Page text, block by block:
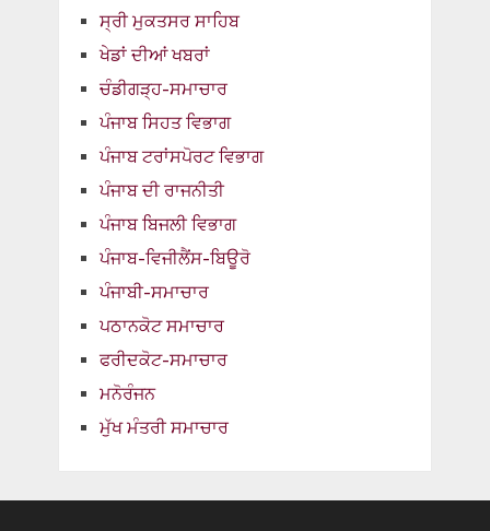
ਸ੍ਰੀ ਮੁਕਤਸਰ ਸਾਹਿਬ
ਖੇਡਾਂ ਦੀਆਂ ਖਬਰਾਂ
ਚੰਡੀਗੜ੍ਹ-ਸਮਾਚਾਰ
ਪੰਜਾਬ ਸਿਹਤ ਵਿਭਾਗ
ਪੰਜਾਬ ਟਰਾਂਸਪੋਰਟ ਵਿਭਾਗ
ਪੰਜਾਬ ਦੀ ਰਾਜਨੀਤੀ
ਪੰਜਾਬ ਬਿਜਲੀ ਵਿਭਾਗ
ਪੰਜਾਬ-ਵਿਜੀਲੈਂਸ-ਬਿਊਰੋ
ਪੰਜਾਬੀ-ਸਮਾਚਾਰ
ਪਠਾਨਕੋਟ ਸਮਾਚਾਰ
ਫਰੀਦਕੋਟ-ਸਮਾਚਾਰ
ਮਨੋਰੰਜਨ
ਮੁੱਖ ਮੰਤਰੀ ਸਮਾਚਾਰ